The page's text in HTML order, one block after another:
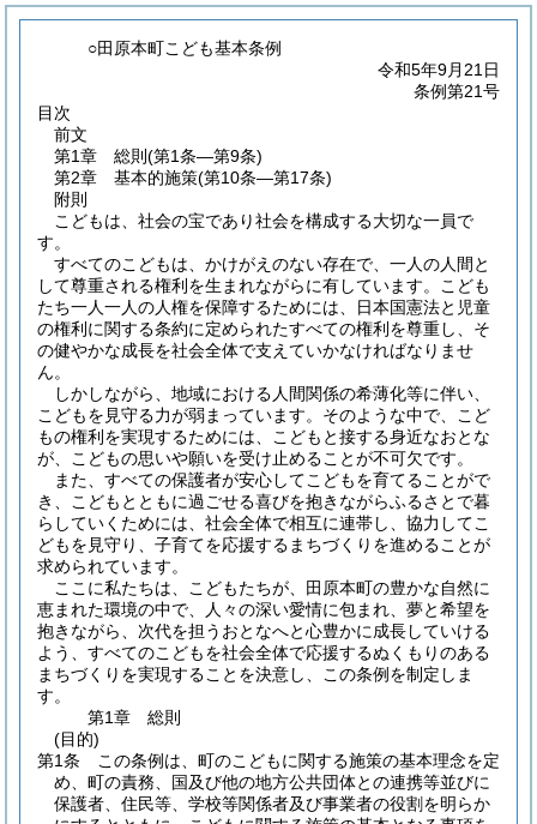
○田原本町こども基本条例
令和5年9月21日
条例第21号
目次
前文
第1章
総則 (第1条―第9条)
第2章
基本的施策(第10条―第17条)
附則
こどもは、社会の宝であり社会を構成する大切な一員で
す。
すべてのこどもは、かけがえのない存在で、一人の人間と
して尊重される権利を生まれながらに有しています。こども
たち一人一人の人権を保障するためには、日本国憲法と児童
の権利に関する条約に定められたすべての権利を尊重し、そ
の健やかな成長を社会全体で支えていかなければなりませ
ん。
しかしながら、地域における人間関係の希薄化等に伴い、
こどもを見守る力が弱まっています。そのような中で、こど
もの権利を実現するためには、こどもと接する身近なおとな
が、こどもの思いや願いを受け止めることが不可欠です。
また、すべての保護者が安心してこどもを育てることがで
き、こどもとともに過ごせる喜びを抱きながらふるさとで暮
らしていくためには、社会全体で相互に連帯し、協力してこ
どもを見守り、子育てを応援するまちづくりを進めることが
求められています。
ここに私たちは、こどもたちが、田原本町の豊かな自然に
恵まれた環境の中で、人々の深い愛情に包まれ、夢と希望を
抱きながら、次代を担うおとなへと心豊かに成長していける
よう、すべてのこどもを社会全体で応援するぬくもりのある
まちづくりを実現することを決意し、この条例を制定しま
す。
第1章
総則
(目的)
第1条
この条例は、町のこどもに関する施策の基本理念を定
め、町の責務、国及び他の地方公共団体との連携等並びに
保護者、住民等、学校等関係者及び事業者の役割を明らか